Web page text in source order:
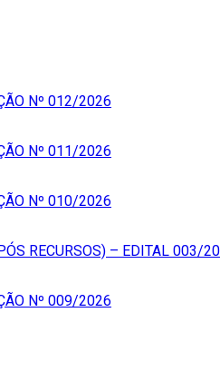
Nº 012/2026
Nº 011/2026
Nº 010/2026
RECURSOS) – EDITAL 003/
Nº 009/2026